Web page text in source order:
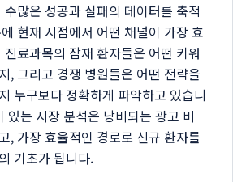
많은 성공과 실패의 데이터를 축적
현재 시점에서 어떤 채널이 가장 효
료과목의 잠재 환자들은 어떤 키워
, 그리고 경쟁 병원들은 어떤 전략을
누구보다 정확하게 파악하고 있습니
있는 시장 분석은 낭비되는 광고 비
, 가장 효율적인 경로로 신규 환자를
기초가 됩니다.